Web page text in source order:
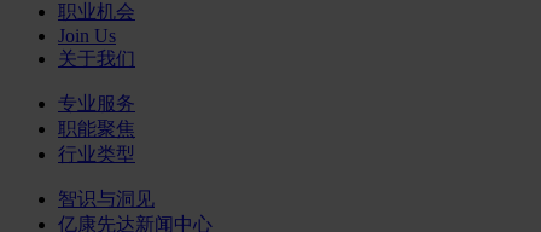
职业机会
Join Us
关于我们
专业服务
职能聚焦
行业类型
智识与洞见
亿康先达新闻中心